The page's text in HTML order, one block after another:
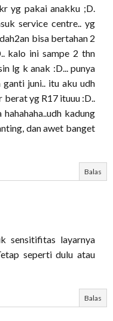
yg pakai anakku ;D.
service centre.. yg
bisa bertahan 2
kalo ini sampe 2 thn
lg k anak :D... punya
juni.. itu aku udh
berat yg R17 ituuu :D..
kadung
dan awet banget
Balas
sensitifitas layarnya
seperti dulu atau
Balas